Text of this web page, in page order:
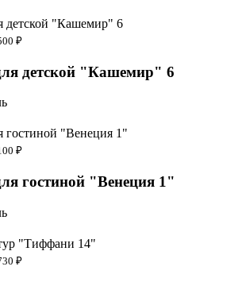
₽
детской "Кашемир" 6
₽
гостиной "Венеция 1"
₽